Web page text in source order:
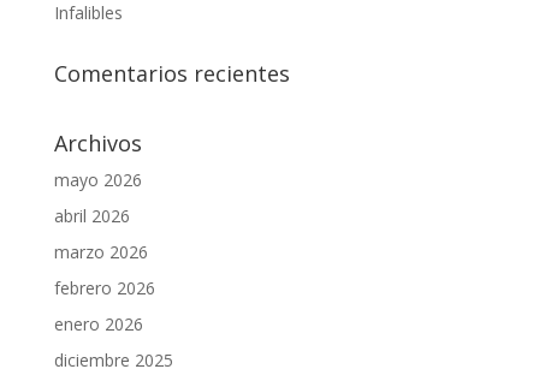
Infalibles
Comentarios recientes
Archivos
mayo 2026
abril 2026
marzo 2026
febrero 2026
enero 2026
diciembre 2025